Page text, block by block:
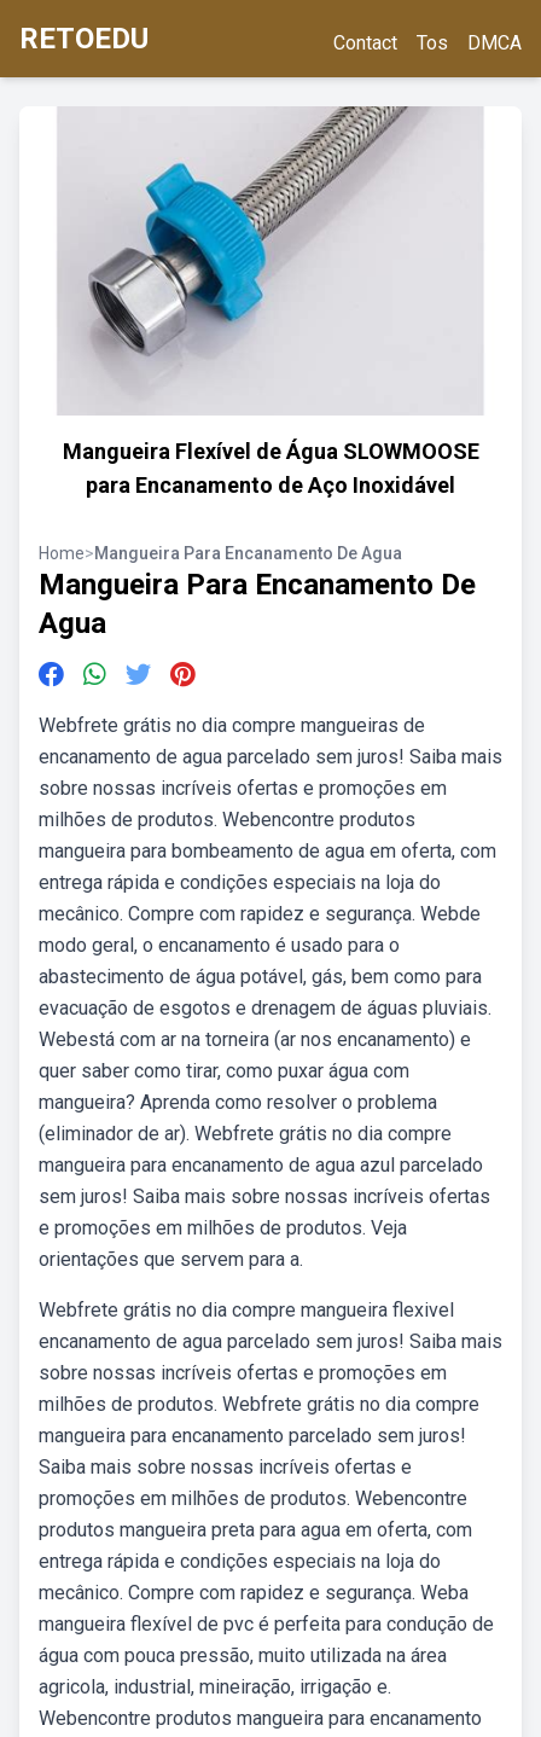
RETOEDU Contact Tos DMCA
Mangueira Flexível de Água SLOWMOOSE
para Encanamento de Aço Inoxidável
Home>Mangueira Para Encanamento De Agua
Mangueira Para Encanamento De
Agua
Webfrete grátis no dia compre mangueiras de
encanamento de agua parcelado sem juros! Saiba mais
sobre nossas incríveis ofertas e promoções em
milhões de produtos. Webencontre produtos
mangueira para bombeamento de agua em oferta, com
entrega rápida e condições especiais na loja do
mecânico. Compre com rapidez e segurança. Webde
modo geral, o encanamento é usado para o
abastecimento de água potável, gás, bem como para
evacuação de esgotos e drenagem de águas pluviais.
Webestá com ar na torneira (ar nos encanamento) e
quer saber como tirar, como puxar água com
mangueira? Aprenda como resolver o problema
(eliminador de ar). Webfrete grátis no dia compre
mangueira para encanamento de agua azul parcelado
sem juros! Saiba mais sobre nossas incríveis ofertas
e promoções em milhões de produtos. Veja
orientações que servem para a.
Webfrete grátis no dia compre mangueira flexivel
encanamento de agua parcelado sem juros! Saiba mais
sobre nossas incríveis ofertas e promoções em
milhões de produtos. Webfrete grátis no dia compre
mangueira para encanamento parcelado sem juros!
Saiba mais sobre nossas incríveis ofertas e
promoções em milhões de produtos. Webencontre
produtos mangueira preta para agua em oferta, com
entrega rápida e condições especiais na loja do
mecânico. Compre com rapidez e segurança. Weba
mangueira flexível de pvc é perfeita para condução de
água com pouca pressão, muito utilizada na área
agricola, industrial, mineiração, irrigação e.
Webencontre produtos mangueira para encanamento